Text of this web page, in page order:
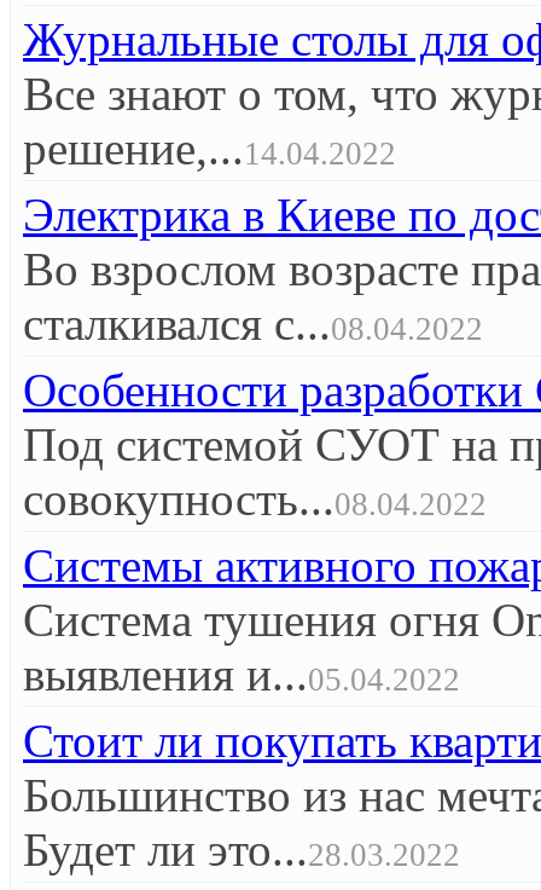
Журнальные столы для
Все знают о том, что
решение,...14.04.2022
Электрика в Киеве по
Во взрослом возрасте
сталкивался с...08.04.2022
Особенности
Под системой СУОТ на
совокупность...08.04.2022
Системы активного
Система тушения огня
выявления и...05.04.2022
Стоит ли покупать
Большинство из нас
Будет ли это...28.03.2022